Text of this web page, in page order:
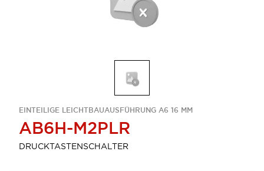
EINTEILIGE LEICHTBAUAUSFÜHRUNG A6 16 MM
AB6H-M2PLR
DRUCKTASTENSCHALTER